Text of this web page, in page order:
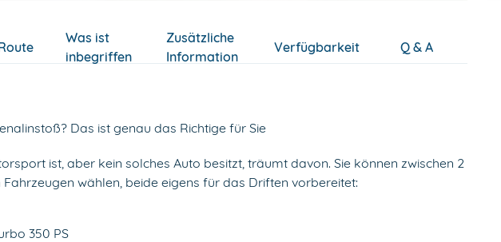
Was ist
inbegriffen
Zusätzliche
Information
Verfügbarkeit Q & A
Das ist genau das Richtige für Sie
ist, aber kein solches Auto besitzt, träumt davon. Sie können zwischen 2
wählen, beide eigens für das Driften vorbereitet:
350 PS